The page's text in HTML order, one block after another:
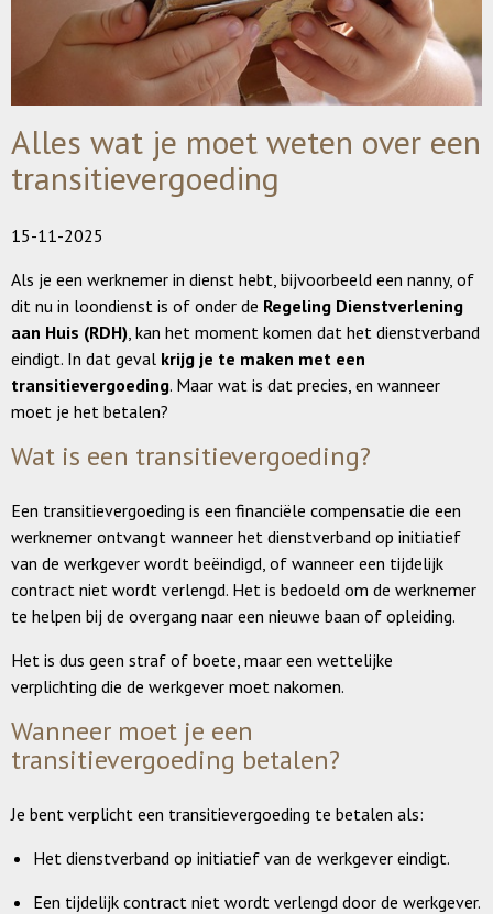
Alles wat je moet weten over een
transitievergoeding
15-11-2025
Als je een werknemer in dienst hebt, bijvoorbeeld een nanny, of
dit nu in loondienst is of onder de Regeling Dienstverlening
aan Huis (RDH) , kan het moment komen dat het dienstverband
eindigt. In dat geval krijg je te maken met een
transitievergoeding. Maar wat is dat precies, en wanneer
moet je het betalen?
Wat is een transitievergoeding?
Een transitievergoeding is een financiële compensatie die een
werknemer ontvangt wanneer het dienstverband op initiatief
van de werkgever wordt beëindigd, of wanneer een tijdelijk
contract niet wordt verlengd. Het is bedoeld om de werknemer
te helpen bij de overgang naar een nieuwe baan of opleiding.
Het is dus geen straf of boete, maar een wettelijke
verplichting die de werkgever moet nakomen.
Wanneer moet je een
transitievergoeding betalen?
Je bent verplicht een transitievergoeding te betalen als:
Het dienstverband op initiatief van de werkgever eindigt.
Een tijdelijk contract niet wordt verlengd door de werkgever.